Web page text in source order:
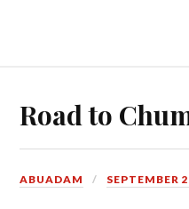
Road to
ABUADAM SEPTEMBER